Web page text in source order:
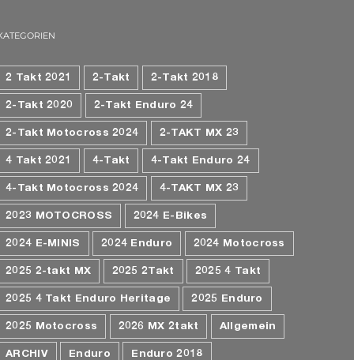
2 Takt 2021 2-Takt 2-Takt 2018
2-Takt 2020 2-Takt Enduro 24
2-Takt Motocross 2024 2-TAKT MX 23
4 Takt 2021 4-Takt 4-Takt Enduro 24
4-Takt Motocross 2024 4-TAKT MX 23
2023 MOTOCROSS 2024 E-Bikes
2024 E-MINIS 2024 Enduro 2024 Motocross
2025 2-takt MX 2025 2Takt 2025 4 Takt
2025 4 Takt Enduro Heritage 2025 Enduro
2025 Motocross 2026 MX 2takt Allgemein
ARCHIV Enduro Enduro 2018